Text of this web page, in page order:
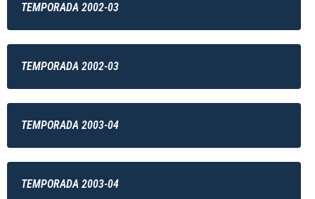
TEMPORADA 2002-03
TEMPORADA 2002-03
TEMPORADA 2003-04
TEMPORADA 2003-04